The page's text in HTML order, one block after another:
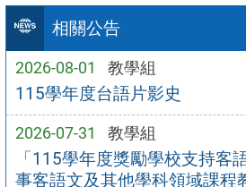
相關公告
2026-08-01 教學組
115學年度台語片影史
2026-07-31 教學組
「115學年度獎勵學校支持客
事客語文及其他學科領域課程